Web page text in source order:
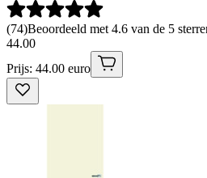
(74)Beoordeeld met 4.6 van de 5
44.00
Prijs: 44.00 euro